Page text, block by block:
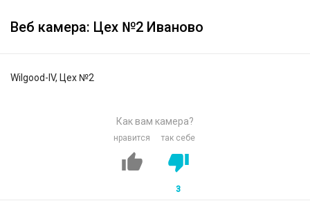
Веб камера: Цех №2 Иваново
Wilgood-IV, Цех №2
Как вам камера?
нравится так себе
3